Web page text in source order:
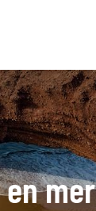
mer